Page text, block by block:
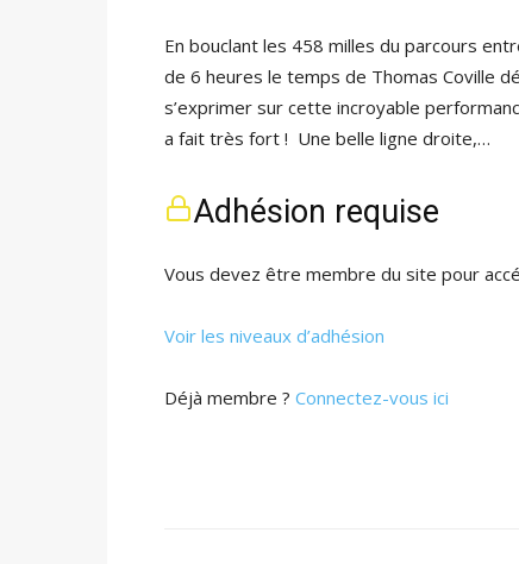
En bouclant les 458 milles du parcours
de 6 heures le temps de Thomas Coville
s’exprimer sur cette incroyable
a fait très fort ! Une belle ligne droite,…
Adhésion requise
Vous devez être membre du site pour
Voir les niveaux d’adhésion
Déjà membre ? Connectez-vous ici